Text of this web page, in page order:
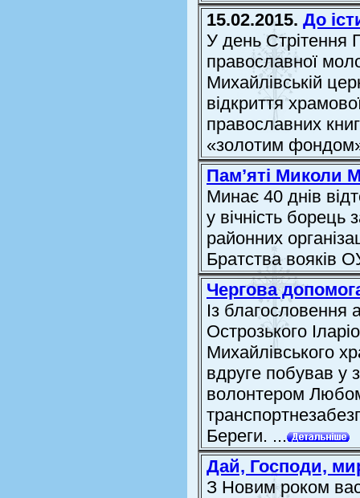
15.02.2015. До
У день Стрітення
православної
Михайлівській
відкриття
православних
«золотим фондом»
Пам’яті Миколи
Минає 40 днів
у вічність борець
районних
Братства вояків
Чергова
Із благословення
Острозького
Михайлівського
вдруге побував у
волонтером
Береги. ...
Дай, Господи,
З Новим роком